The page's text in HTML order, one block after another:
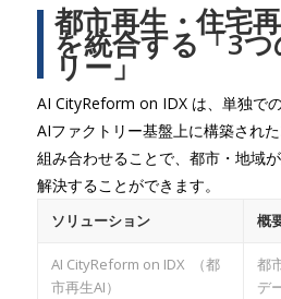
都市再生・住宅
を統合する「3
リー」
AI CityReform on IDX は、単独で
AIファクトリー基盤上に構築され
組み合わせることで、都市・地域
解決することができます。
ソリューション 概
AI CityReform on IDX （都
市再生AI）
都
デ